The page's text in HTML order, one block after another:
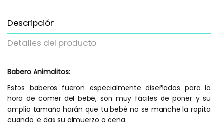
Descripción
Detalles del producto
Babero Animalitos:
Estos baberos fueron especialmente diseñados para la
hora de comer del bebé, son muy fáciles de poner y su
amplio tamaño harán que tu bebé no se manche la ropita
cuando le das su almuerzo o cena.